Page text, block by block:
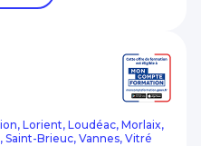
Lorient, Loudéac, Morlaix,
Saint-Brieuc, Vannes, Vitré